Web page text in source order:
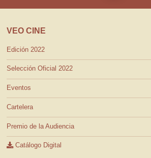
VEO CINE
Edición 2022
Selección Oficial 2022
Eventos
Cartelera
Premio de la Audiencia
Catálogo Digital